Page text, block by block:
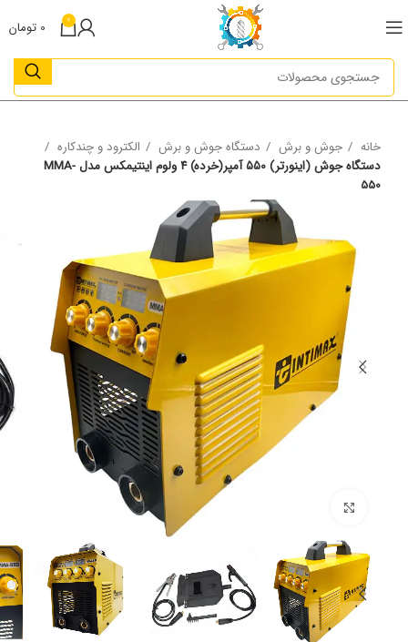
0
0 تومان
خانه جوش و برش دستگاه جوش و برش
الکترود و چندکاره
دستگاه جوش (اینورتر) ۵۵۰ آمپر(خرده) ۴ ولوم اینتیمکس مدل MMA-
550